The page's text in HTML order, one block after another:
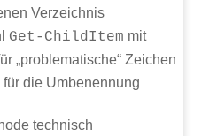
Verzeichnis
Get-ChildItem mit
„problematische“ Zeichen
für die Umbenennung
technisch